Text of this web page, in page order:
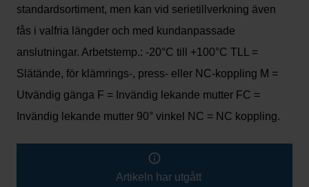
standardsortiment, men kan vid serietillverkning även
fås i valfria längder och med kundanpassade
anslutningar. Arbetstemp.: -20°C till +100°C TLL =
Slätände, för klämrings-, press- eller NC-koppling M =
Utvändig gänga F = Invändig lekande mutter FC =
Invändig lekande mutter 90° vinkel NC = NC koppling.
Artikeln har utgått